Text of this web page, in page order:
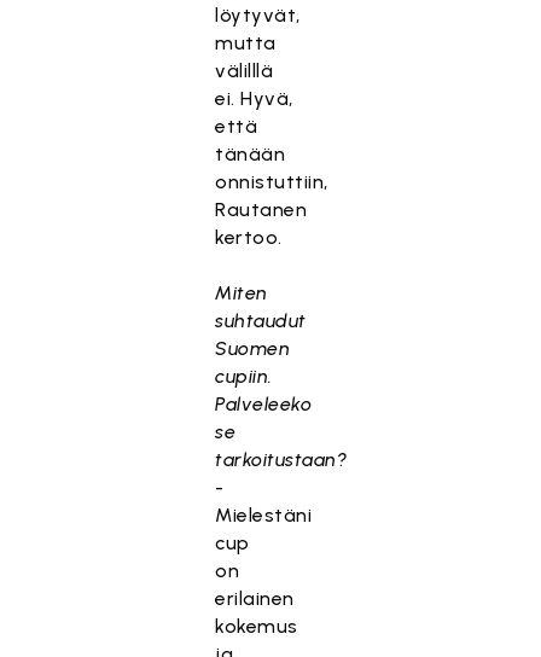
löytyvät,
mutta
välilllä
ei. Hyvä,
että
tänään
onnistuttiin,
Rautanen
kertoo.
Miten
suhtaudut
Suomen
cupiin.
Palveleeko
se
tarkoitustaan?
-
Mielestäni
cup
on
erilainen
kokemus